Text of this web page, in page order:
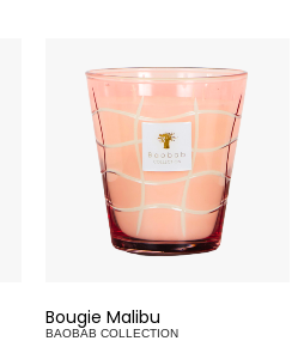
Bougie Malibu
BAOBAB COLLECTION